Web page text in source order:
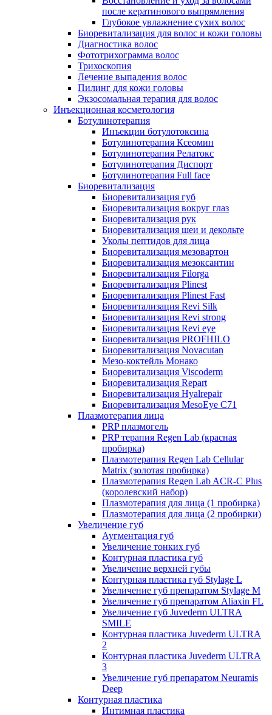
после кератинового выпрямления
Глубокое увлажнение сухих волос
Биоревитализация для волос и кожи головы
Диагностика волос
Фототрихограмма волос
Трихоскопия
Лечение выпадения волос
Пилинг для кожи головы
Экзосомальная терапия для волос
Инъекционная косметология
Ботулинотерапия
Инъекции ботулотоксина
Ботулинотерапия Ксеомин
Ботулинотерапия Релатокс
Ботулинотерапия Диспорт
Ботулинотерапия Full face
Биоревитализация
Биоревитализация губ
Биоревитализация вокруг глаз
Биоревитализация рук
Биоревитализация шеи и декольте
Уколы пептидов для лица
Биоревитализация мезовартон
Биоревитализация мезоксантин
Биоревитализация Filorga
Биоревитализация Plinest
Биоревитализация Plinest Fast
Биоревитализация Revi Silk
Биоревитализация Revi strong
Биоревитализация Revi eye
Биоревитализация PROFHILO
Биоревитализация Novacutan
Мезо-коктейль Монако
Биоревитализация Viscoderm
Биоревитализация Repart
Биоревитализация Hyalrepair
Биоревитализация MesoEye C71
Плазмотерапия лица
PRP плазмогель
PRP терапия Regen Lab (красная
пробирка)
Плазмотерапия Regen Lab Cellular
Matrix (золотая пробирка)
Плазмотерапия Regen Lab ACR-C Plus
(королевский набор)
Плазмотерапия для лица (1 пробирка)
Плазмотерапия для лица (2 пробирки)
Увеличение губ
Аугментация губ
Увеличение тонких губ
Контурная пластика губ
Увеличение верхней губы
Контурная пластика губ Stylage L
Увеличение губ препаратом Stylage M
Увеличение губ препаратом Aliaxin FL
Увеличение губ Juvederm ULTRA
SMILE
Контурная пластика Juvederm ULTRA
2
Контурная пластика Juvederm ULTRA
3
Увеличение губ препаратом Neuramis
Deep
Контурная пластика
Интимная пластика